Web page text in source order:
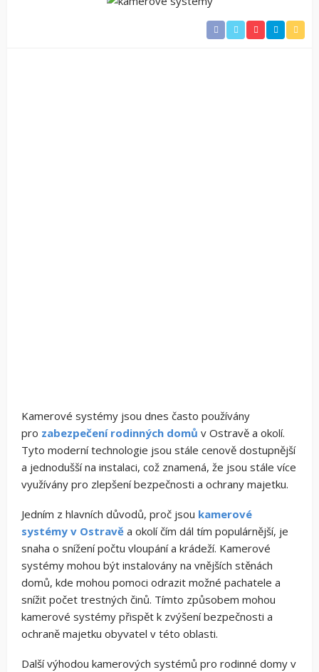
Kamerové systémy jsou dnes často používány
pro zabezpečení rodinných domů v Ostravě a okolí.
Tyto moderní technologie jsou stále cenově dostupnější
a jednodušší na instalaci, což znamená, že jsou stále více
využívány pro zlepšení bezpečnosti a ochrany majetku.
Jedním z hlavních důvodů, proč jsou kamerové
systémy v Ostravě a okolí čím dál tím populárnější, je
snaha o snížení počtu vloupání a krádeží. Kamerové
systémy mohou být instalovány na vnějších stěnách
domů, kde mohou pomoci odrazit možné pachatele a
snížit počet trestných činů. Tímto způsobem mohou
kamerové systémy přispět k zvýšení bezpečnosti a
ochraně majetku obyvatel v této oblasti.
Další výhodou kamerových systémů pro rodinné domy v